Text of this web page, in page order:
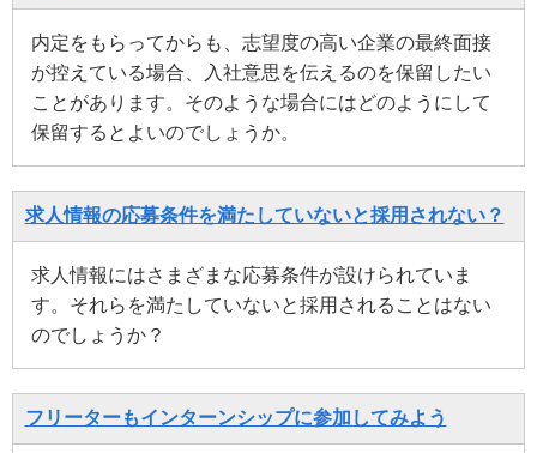
内定をもらってからも、志望度の高い企業の最終面接
が控えている場合、入社意思を伝えるのを保留したい
ことがあります。そのような場合にはどのようにして
保留するとよいのでしょうか。
求人情報の応募条件を満たしていないと採用されない？
求人情報にはさまざまな応募条件が設けられていま
す。それらを満たしていないと採用されることはない
のでしょうか？
フリーターもインターンシップに参加してみよう